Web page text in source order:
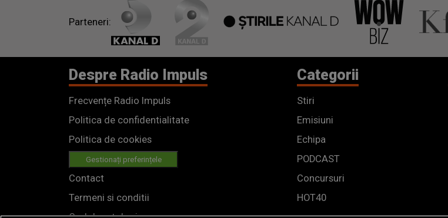
Parteneri:
Despre Radio Impuls
Frecvențe Radio Impuls
Politica de confidentialitate
Politica de cookies
Gestionați preferințele
Contact
Termeni si conditii
Categorii
Stiri
Emisiuni
Echipa
PODCAST
Concursuri
HOT40